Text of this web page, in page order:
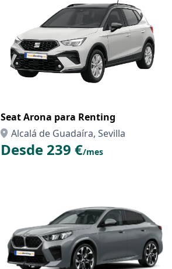
Seat Arona para Renting
Alcalá de Guadaíra, Sevilla
Desde 239 €/mes